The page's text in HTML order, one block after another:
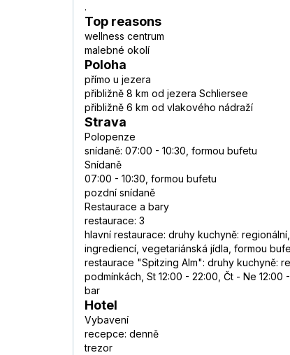
.
Top reasons
wellness centrum
malebné okolí
Poloha
přímo u jezera
přibližně 8 km od jezera Schliersee
přibližně 6 km od vlakového nádraží
Strava
Polopenze
snídaně: 07:00 - 10:30, formou bufetu
Snídaně
07:00 - 10:30, formou bufetu
pozdní snídaně
Restaurace a bary
restaurace: 3
hlavní restaurace: druhy kuchyně:
ingrediencí, vegetariánská jídla, formou
restaurace "Spitzing Alm": druhy kuchyně:
podmínkách, St 12:00 - 22:00, Čt - Ne
bar
Hotel
Vybavení
recepce: denně
trezor